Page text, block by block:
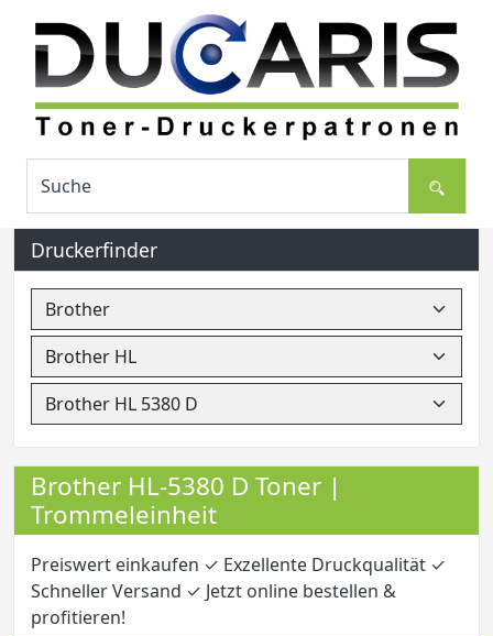
Druckerfinder
Brother HL-5380 D Toner |
Trommeleinheit
Preiswert einkaufen ✓ Exzellente Druckqualität ✓
Schneller Versand ✓ Jetzt online bestellen &
profitieren!